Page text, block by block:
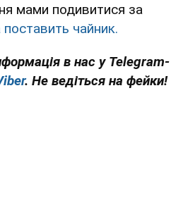
мами подивитися за
чайник.
в нас у Telegram-
. Не ведіться на фейки!